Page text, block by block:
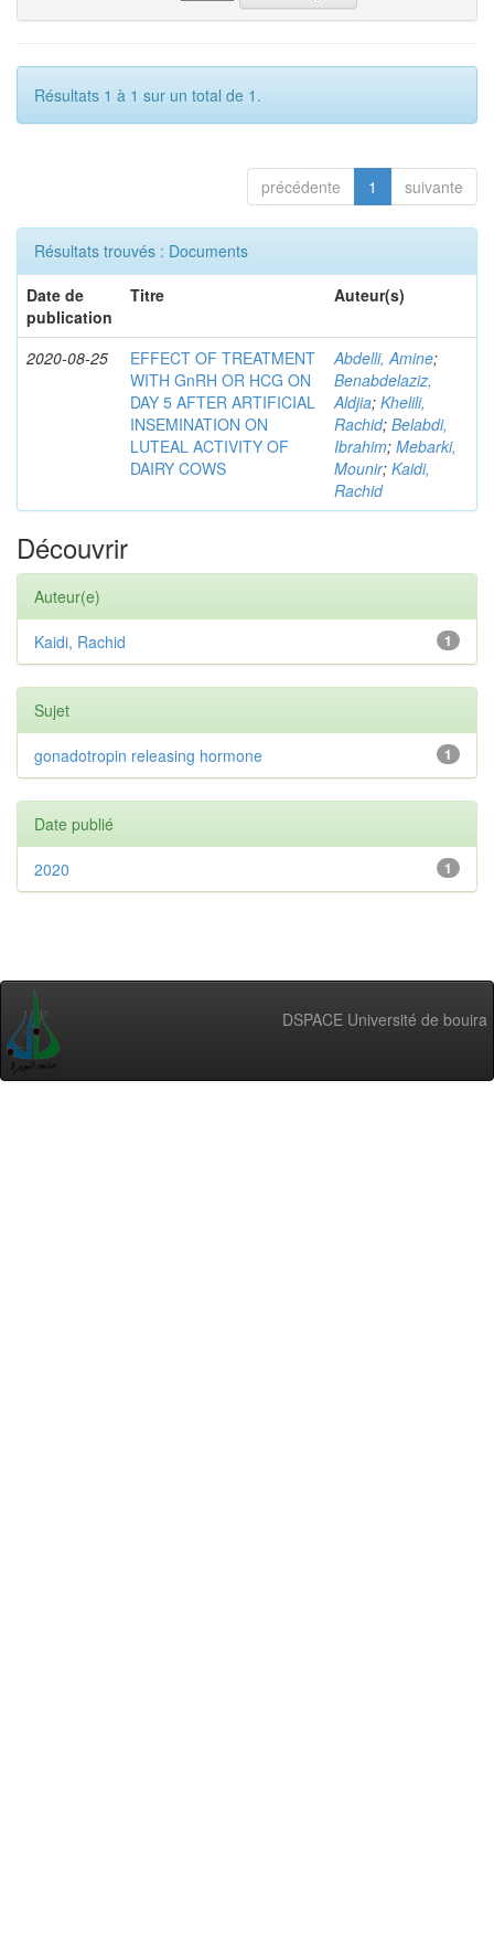
Résultats 1 à 1 sur un total de 1.
précédente 1 suivante
Résultats trouvés : Documents
Date de
publication
Titre Auteur(s)
2020-08-25
EFFECT OF TREATMENT
WITH GnRH OR HCG ON
DAY 5 AFTER ARTIFICIAL
INSEMINATION ON
LUTEAL ACTIVITY OF
DAIRY COWS
Abdelli, Amine;
Benabdelaziz,
Aldjia; Khelili,
Rachid; Belabdi,
Ibrahim; Mebarki,
Mounir; Kaidi,
Rachid
Découvrir
Auteur(e)
1
Kaidi, Rachid
Sujet
1
gonadotropin releasing hormone
Date publié
1
2020
DSPACE Université de bouira